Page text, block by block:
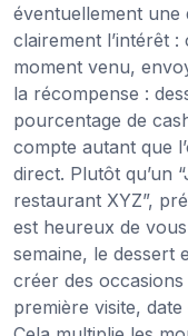
éventuellement une
clairement l’intérêt
moment venu,
la récompense :
pourcentage de
compte autant que
direct. Plutôt qu’un
restaurant XYZ”,
est heureux de
semaine, le dessert
créer des occasions
première visite,